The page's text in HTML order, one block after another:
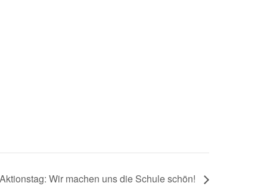
Aktionstag: Wir machen uns die Schule schön!